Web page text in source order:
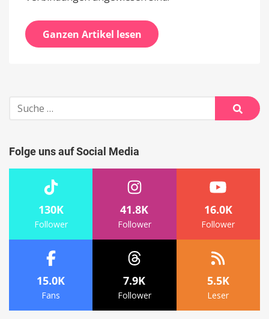
Ganzen Artikel lesen
Suche
nach:
Suche
Folge uns auf Social Media
130K
Follower
41.8K
Follower
16.0K
Follower
15.0K
Fans
7.9K
Follower
5.5K
Leser